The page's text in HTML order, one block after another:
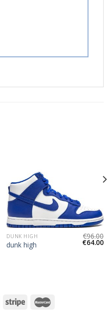
DUNK HIGH
dunk high
€96.00
€64.00